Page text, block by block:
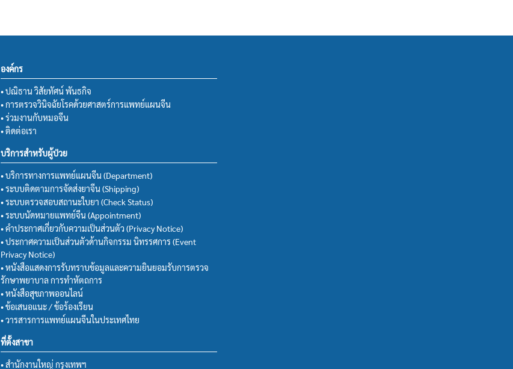
องค์กร
• ปณิธาน วิสัยทัศน์ พันธกิจ
• การตรวจวินิจฉัยโรคด้วยศาสตร์การแพทย์แผนจีน
• ร่วมงานกับหมอจีน
• ติดต่อเรา
บริการสำหรับผู้ป่วย
• บริการทางการแพทย์แผนจีน (Department)
• ระบบติดตามการจัดส่งยาจีน (Shipping)
• ระบบตรวจสอบสถานะใบยา (Check Status)
• ระบบนัดหมายแพทย์จีน (Appointment)
• คำประกาศเกี่ยวกับความเป็นส่วนตัว (Privacy Notice)
• ประกาศความเป็นส่วนตัวด้านกิจกรรม นิทรรศการ (Event
Privacy Notice)
• หนังสือแสดงการรับทราบข้อมูลและความยินยอมรับการตรวจ
รักษาพยาบาล การทำหัตถการ
• หนังสือสุขภาพออนไลน์
• ข้อเสนอแนะ / ข้อร้องเรียน
• วารสารการแพทย์แผนจีนในประเทศไทย
ที่ตั้งสาขา
• สำนักงานใหญ่ กรุงเทพฯ